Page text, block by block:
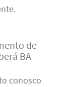
de
BA
conosco